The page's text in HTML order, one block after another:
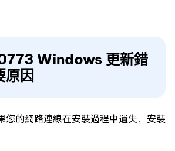
Windows 更新錯
原因
您的網路連線在安裝過程中遺失，安裝